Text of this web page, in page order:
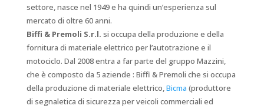
settore, nasce nel 1949 e ha quindi un’esperienza sul
mercato di oltre 60 anni.
Biffi & Premoli S.r.l. si occupa della produzione e della
fornitura di materiale elettrico per l’autotrazione e il
motociclo. Dal 2008 entra a far parte del gruppo Mazzini,
che è composto da 5 aziende : Biffi & Premoli che si occupa
della produzione di materiale elettrico,Bicma (produttore
di segnaletica di sicurezza per veicoli commerciali ed